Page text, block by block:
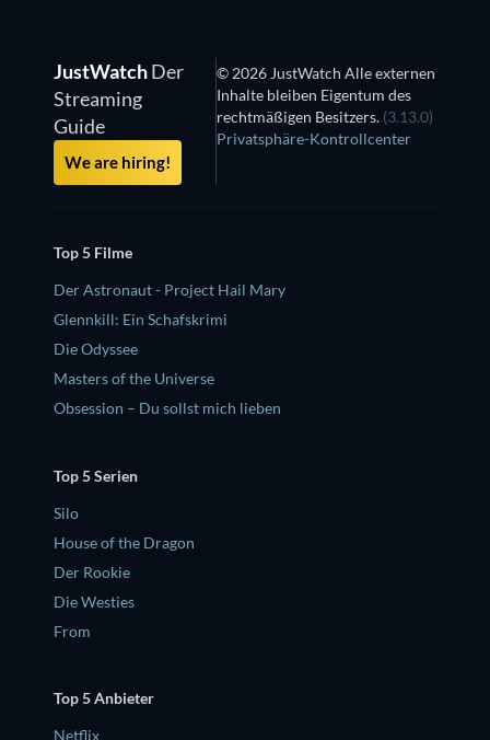
JustWatchDer
Streaming
Guide
We are hiring!
© 2026 JustWatch Alle externen
Inhalte bleiben Eigentum des
rechtmäßigen Besitzers. (3.13.0)
Privatsphäre-Kontrollcenter
Top 5 Filme
Der Astronaut - Project Hail Mary
Glennkill: Ein Schafskrimi
Die Odyssee
Masters of the Universe
Obsession – Du sollst mich lieben
Top 5 Serien
Silo
House of the Dragon
Der Rookie
Die Westies
From
Top 5 Anbieter
Netflix